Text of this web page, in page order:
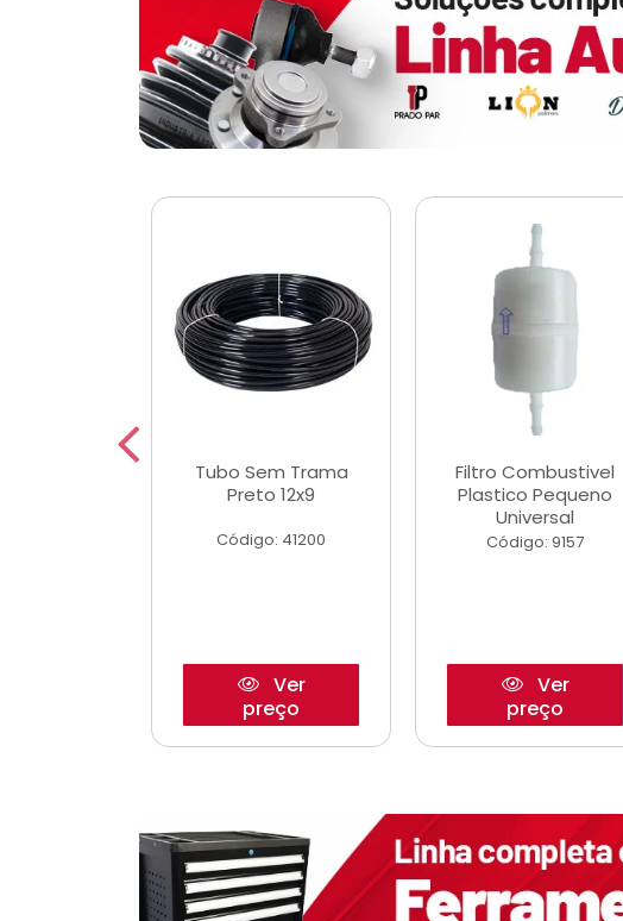
Tubo Sem Trama
Preto 12x9
Código: 41200
Ver
preço
Filtro Combustivel
Plastico Pequeno
Universal
Código: 9157
Ver
preço